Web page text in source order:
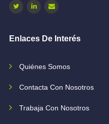
Enlaces De Interés
Quiénes Somos
Contacta Con Nosotros
Trabaja Con Nosotros